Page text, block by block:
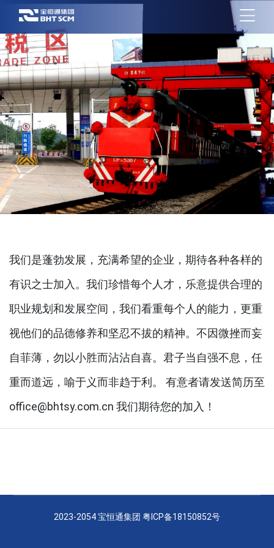
我们是蓬勃发展，充满希望的企业，期待各种各样的
有识之士加入。我们珍惜每个人才，乐意提供合理的
职业规划和发展空间，我们看重每个人的能力，更重
视他们的品德修养和坚忍不拔的精神。不因微挫而妄
自菲薄，勿以小胜而沾沾自喜。君子当自强不息，任
重而道远，喻于义而非趋于利。 有意者请发送简历至
office@bhtsy.com.cn 我们期待您的加入！
2023-2054 宝恒通集团 粤ICP备18150852号